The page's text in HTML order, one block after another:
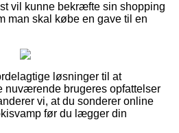
vil kunne bekræfte sin shopping
man skal købe en gave til en
løsninger til at
nuværende brugeres opfattelser
vi, at du sonderer online
før du lægger din